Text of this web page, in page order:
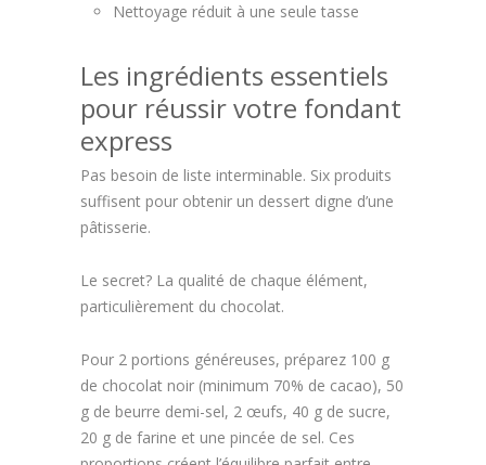
Nettoyage réduit à une seule tasse
Les ingrédients essentiels
pour réussir votre fondant
express
Pas besoin de liste interminable. Six produits
suffisent pour obtenir un dessert digne d’une
pâtisserie.
Le secret? La qualité de chaque élément,
particulièrement du chocolat.
Pour 2 portions généreuses, préparez 100 g
de chocolat noir (minimum 70% de cacao), 50
g de beurre demi-sel, 2 œufs, 40 g de sucre,
20 g de farine et une pincée de sel. Ces